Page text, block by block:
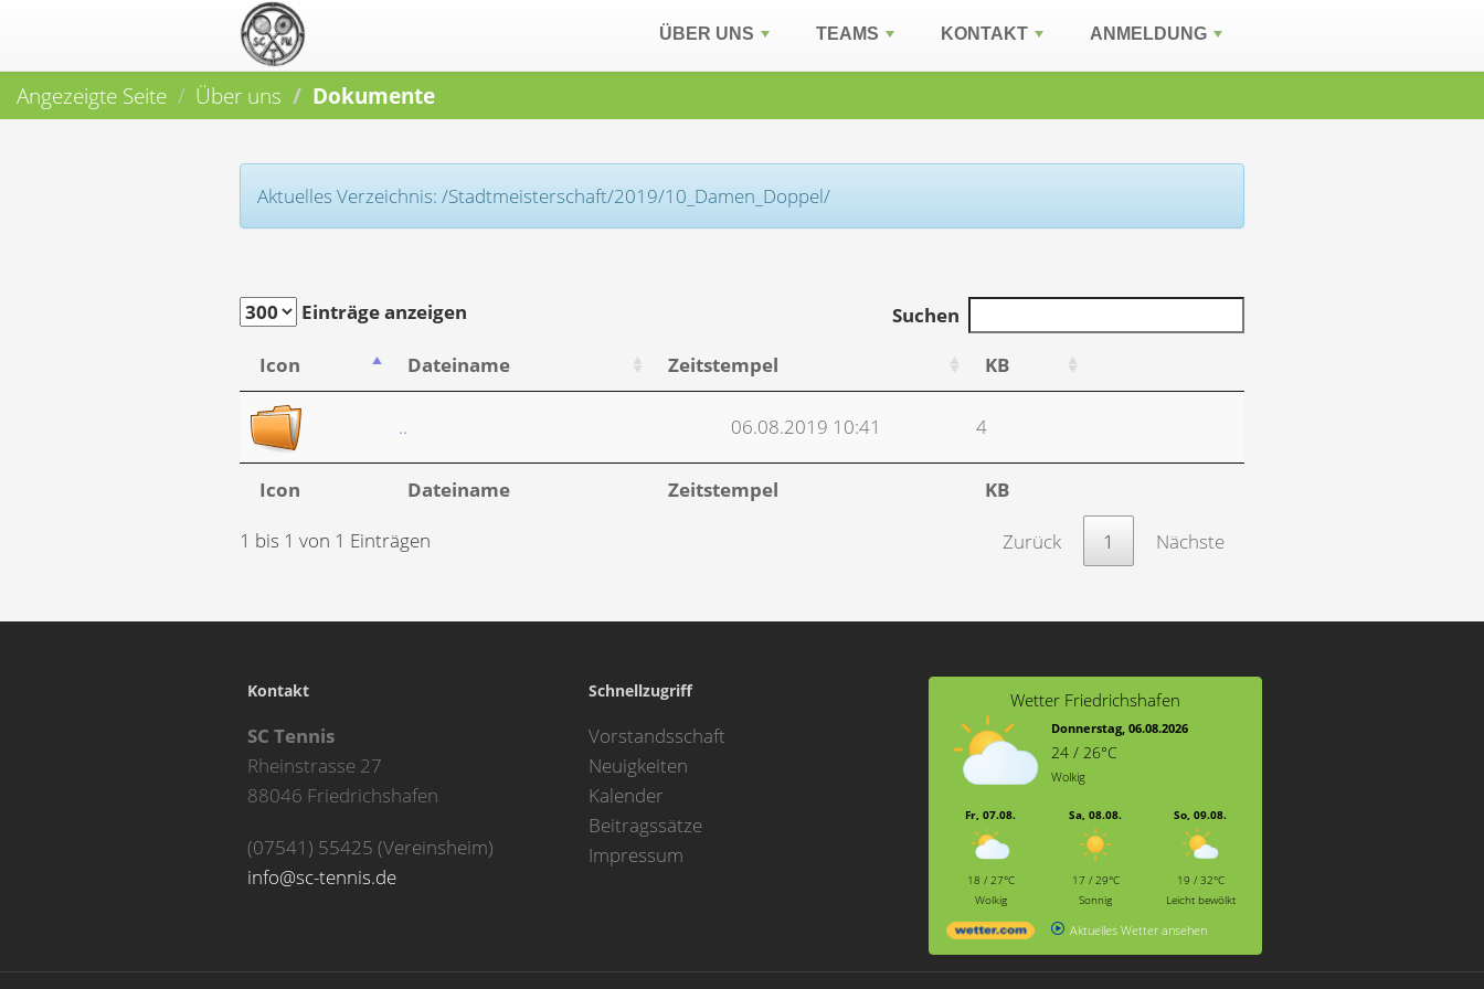
ÜBER UNS TEAMS KONTAKT ANMELDUNG
Angezeigte Seite Über uns Dokumente
Aktuelles Verzeichnis: /Stadtmeisterschaft/2019/10_Damen_Doppel/
Einträge anzeigen
Suchen
Icon
Dateiname Zeitstempel KB
.. 06.08.2019 10:41 4
Icon Dateiname Zeitstempel
KB
1 bis 1 von 1 Einträgen
Zurück 1 Nächste
Kontakt
SC Tennis
Rheinstrasse 27
88046 Friedrichshafen
(07541) 55425 (Vereinsheim)
info@sc-tennis.de
Schnellzugriff
Vorstandsschaft
Neuigkeiten
Kalender
Beitragssätze
Impressum
Wetter Friedrichshafen
Donnerstag, 06.08.2026
24 / 26°C
Wolkig
Fr, 07.08.
18 / 27°C
Wolkig
Sa, 08.08.
17 / 29°C
Sonnig
So, 09.08.
19 / 32°C
Leicht bewölkt
Aktuelles Wetter ansehen